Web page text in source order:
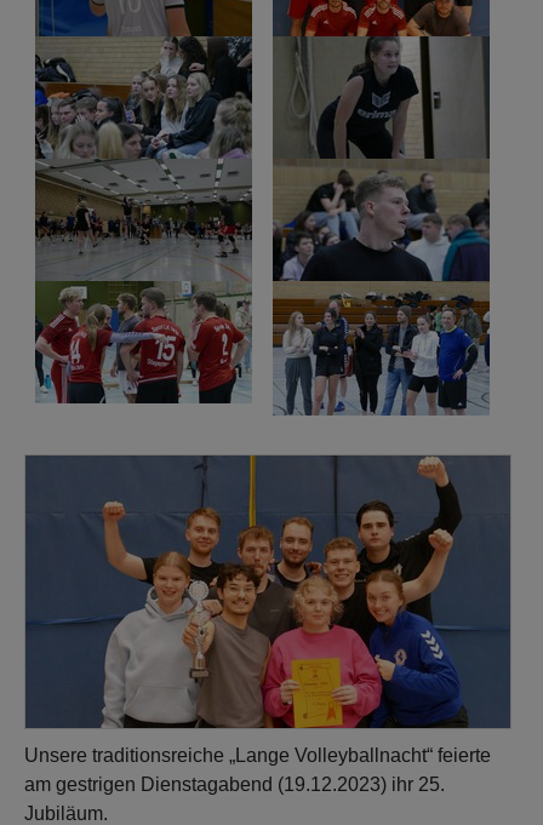
Show larger version Show larger version
Show larger version Show larger version
Show larger version Show larger version
Unsere traditionsreiche „Lange Volleyballnacht“ feierte
am gestrigen Dienstagabend (19.12.2023) ihr 25.
Jubiläum.